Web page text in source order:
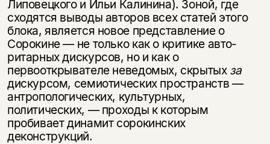
Липовецкого и Ильи Ка­линина). Зоной, где
сходятся выводы авторов всех статей этого
блока, яв­ляется новое представление о
Сорокине — не только как о критике авто­
ритарных дискурсов, но и как о
первооткрывателе неведомых, скрытых за
дискурсом, семиотических пространств —
антропологических, культур­ных,
политических, — проходы к которым
пробивает динамит сорокинских
деконструкций.